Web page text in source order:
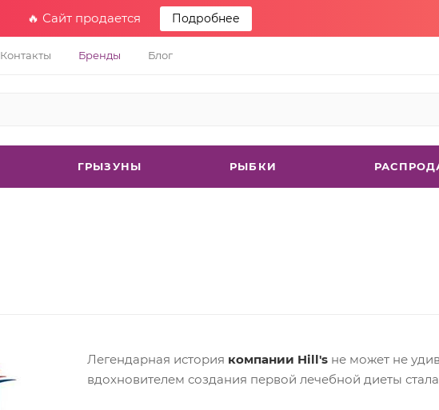
🔥 Сайт продается Подробнее
Контакты Бренды Блог
ГРЫЗУНЫ РЫБКИ
Легендарная история компании Hill's не может не
вдохновителем создания первой лечебной диеты